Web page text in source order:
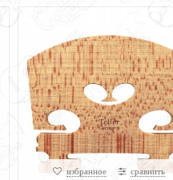
избранное сравнить